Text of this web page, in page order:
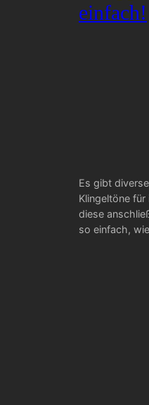
einfach!
Es gibt
Klingeltöne für
diese
so einfach,